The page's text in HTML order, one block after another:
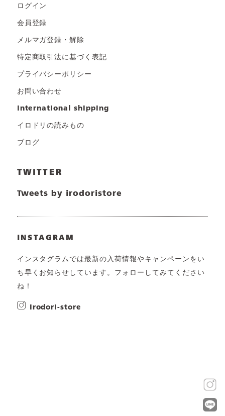
ログイン
会員登録
メルマガ登録・解除
特定商取引法に基づく表記
プライバシーポリシー
お問い合わせ
international shipping
イロドリの読みもの
ブログ
TWITTER
Tweets by irodoristore
INSTAGRAM
インスタグラムでは最新の入荷情報やキャンペーンをい
ち早くお知らせしています。フォローしてみてください
ね！
irodori-store